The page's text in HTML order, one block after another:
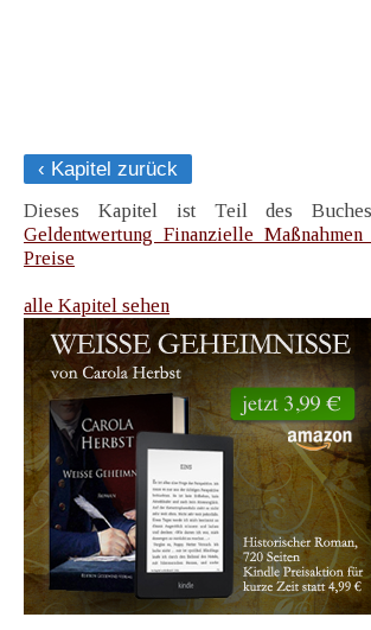
‹ Kapitel zurück
Dieses Kapitel ist Teil des
Geldentwertung Finanzielle
Preise
alle Kapitel sehen